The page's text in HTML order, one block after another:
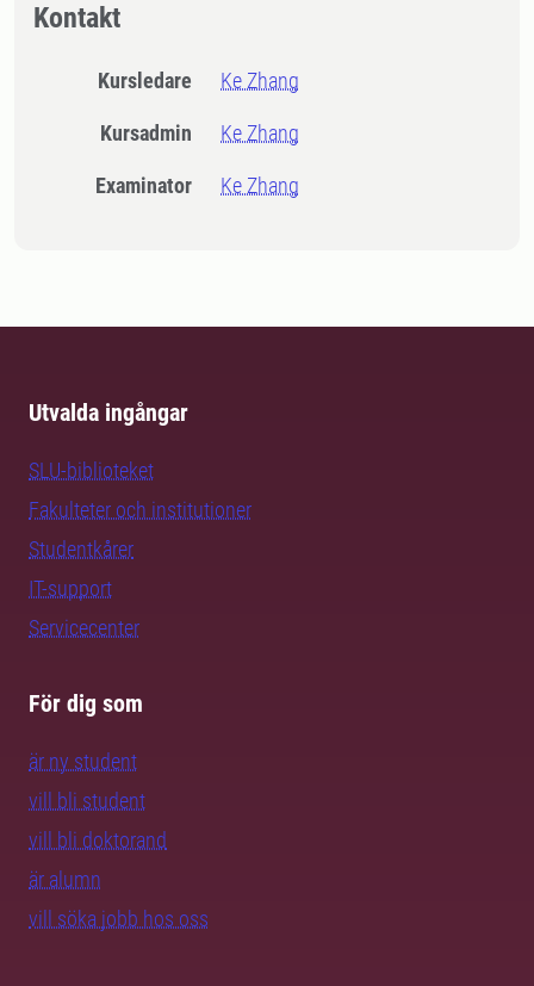
Kontakt
Kursledare Ke Zhang
Kursadmin Ke Zhang
Examinator Ke Zhang
Utvalda ingångar
SLU-biblioteket
Fakulteter och institutioner
Studentkårer
IT-support
Servicecenter
För dig som
är ny student
vill bli student
vill bli doktorand
är alumn
vill söka jobb hos oss